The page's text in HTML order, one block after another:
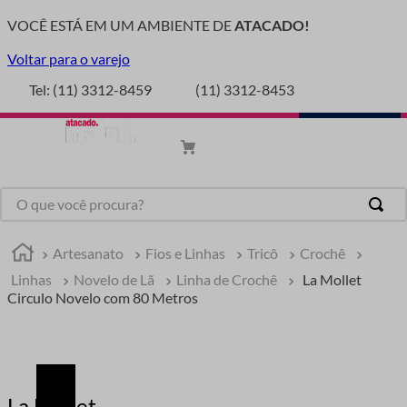
VOCÊ ESTÁ EM UM AMBIENTE DEATACADO!
Voltar para o varejo
Tel: (11) 3312-8459
(11) 3312-8453
Artesanato Fios e Linhas Tricô
Crochê
Linhas
Novelo de Lã Linha de Crochê
La Mollet
Circulo Novelo com 80 Metros